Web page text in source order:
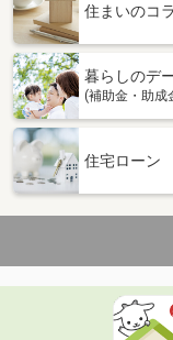
住まいのコ
暮らしのデ
(補助金・助成
住宅ローン